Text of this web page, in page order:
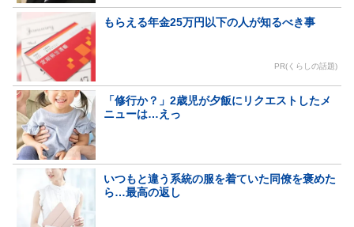
もらえる年金25万円以下の人が知るべき事
PR(くらしの話題)
「修行か？」2歳児が夕飯にリクエストしたメ
ニューは…えっ
いつもと違う系統の服を着ていた同僚を褒めた
ら…最高の返し